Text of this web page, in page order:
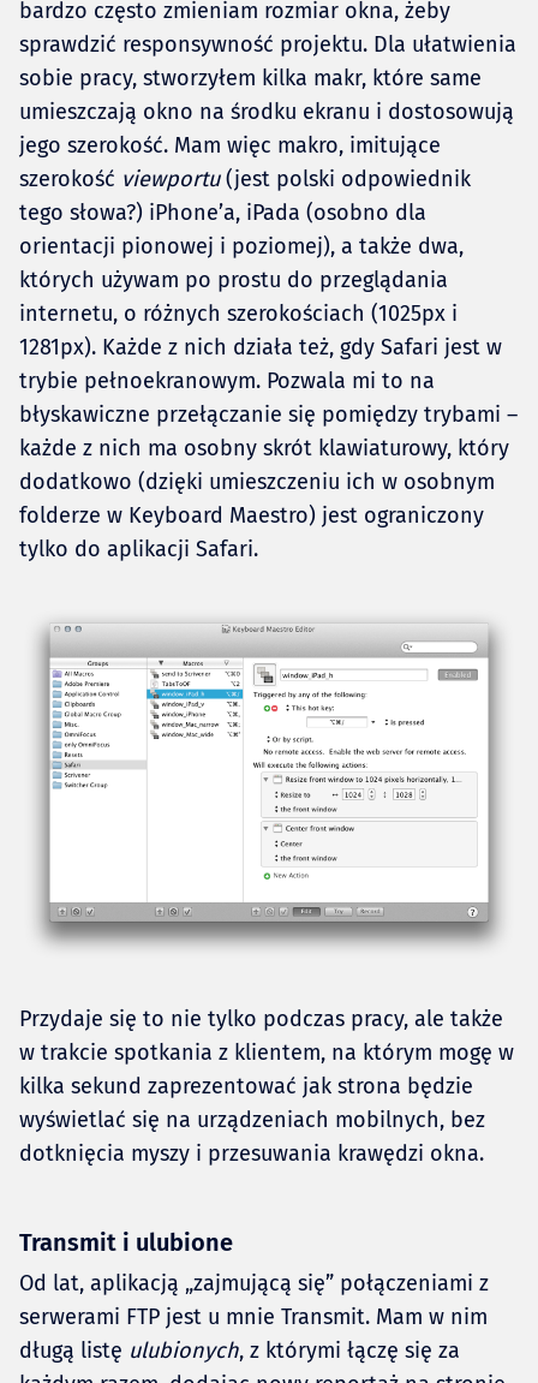
bardzo często zmieniam rozmiar okna, żeby
sprawdzić responsywność projektu. Dla ułatwienia
sobie pracy, stworzyłem kilka makr, które same
umieszczają okno na środku ekranu i dostosowują
jego szerokość. Mam więc makro, imitujące
szerokość viewportu(jest polski odpowiednik
tego słowa?) iPhone’a, iPada (osobno dla
orientacji pionowej i poziomej), a także dwa,
których używam po prostu do przeglądania
internetu, o różnych szerokościach (1025px i
1281px). Każde z nich działa też, gdy Safari jest w
trybie pełnoekranowym. Pozwala mi to na
błyskawiczne przełączanie się pomiędzy trybami –
każde z nich ma osobny skrót klawiaturowy, który
dodatkowo (dzięki umieszczeniu ich w osobnym
folderze w Keyboard Maestro) jest ograniczony
tylko do aplikacji Safari.
Przydaje się to nie tylko podczas pracy, ale także
w trakcie spotkania z klientem, na którym mogę w
kilka sekund zaprezentować jak strona będzie
wyświetlać się na urządzeniach mobilnych, bez
dotknięcia myszy i przesuwania krawędzi okna.
Transmit i ulubione
Od lat, aplikacją „zajmującą się” połączeniami z
serwerami FTP jest u mnie Transmit. Mam w nim
długą listę ulubionych, z którymi łączę się za